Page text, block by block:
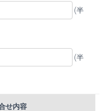
(半
(半
せ内容